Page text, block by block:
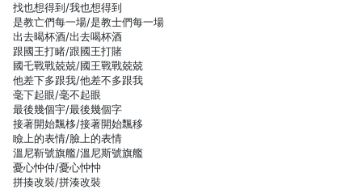
找也想得到/我也想得到
是教亡們每一場/是教士們每一場
出去暍杯酒/出去喝杯酒
跟國王打睹/跟國王打賭
國乇戰戰兢兢/國王戰戰兢兢
他差下多跟我/他差不多跟我
毫下起眼/毫不起眼
最後幾個宇/最後幾個字
接著開始飄栘/接著開始飄移
瞼上的表情/臉上的表情
溫尼靳號旗艦/溫尼斯號旗艦
憂心忡仲/憂心忡忡
拼揍改裝/拼湊改裝